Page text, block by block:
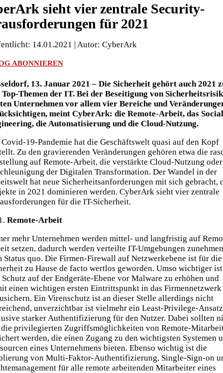
sieht vier zentrale Security-
für 2021
14.01.2021 | Autor: CyberArk
ABONNIEREN
13. Januar 2021 – Die Sicherheit gehört auch 2021
Top-Themen der IT. Bei der Beseitigung von
Unternehmen vor allem vier Bereiche und
meint CyberArk: die Remote-Arbeit, das Social
die Automatisierung und die Cloud-Nutzung.
19-Pandemie hat die Geschäftswelt quasi auf den Kopf
Zu den gravierenden Veränderungen gehören etwa die
auf Remote-Arbeit, die verstärkte Cloud-Nutzung
der Digitalen Transformation. Der Wandel in der
hat neue Sicherheitsanforderungen mit sich gebracht,
in 2021 dominieren werden. CyberArk sieht vier zentrale
für die IT-Sicherheit.
Remote-Arbeit
mehr Unternehmen werden mittel- und langfristig auf
setzen, dadurch werden verteilte IT-Umgebungen
Status quo. Die Firmen-Firewall auf Netzwerkebene ist für die
zu Hause de facto wertlos geworden. Umso wichtiger ist
Schutz auf der Endgeräte-Ebene vor Malware zu erhöhen und
einen wichtigen ersten Eintrittspunkt in das Firmennetzwerk
Ein Virenschutz ist an dieser Stelle allerdings nicht
unverzichtbar ist vielmehr ein Least-Privilege-Ansatz
starker Authentifizierung für den Nutzer. Dabei sollten
privilegierten Zugriffsmöglichkeiten von Remote-
werden, die einen Zugang zu den wichtigsten Systemen
eines Unternehmens bieten. Ebenso wichtig ist die
von Multi-Faktor-Authentifizierung, Single-Sign-on
für alle remote arbeitenden Mitarbeiter eines